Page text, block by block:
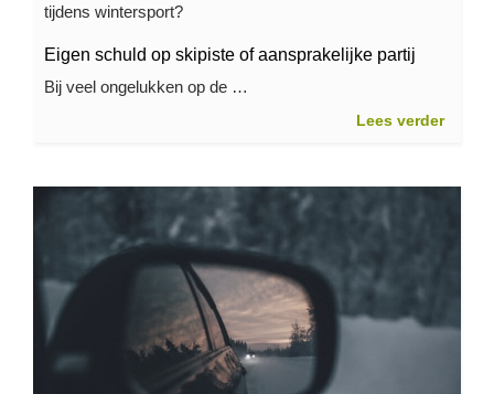
tijdens wintersport?
Eigen schuld op skipiste of aansprakelijke partij
Bij veel ongelukken op de …
Lees verder